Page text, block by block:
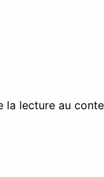
la lecture au